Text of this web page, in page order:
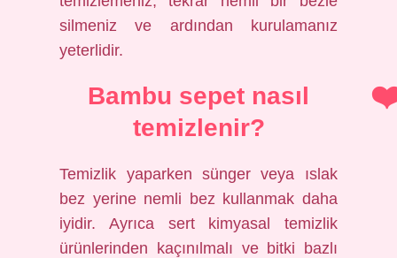
silmeniz ve ardından kurulamanız
yeterlidir.
Bambu sepet nasıl
temizlenir?
Temizlik yaparken sünger veya ıslak
bez yerine nemli bez kullanmak daha
iyidir. Ayrıca sert kimyasal temizlik
ürünlerinden kaçınılmalı ve bitki bazlı